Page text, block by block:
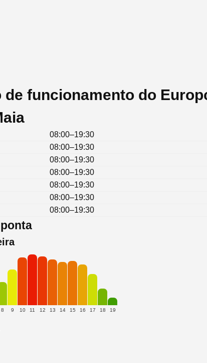
de funcionamento do
08:00–19:30
08:00–19:30
08:00–19:30
08:00–19:30
08:00–19:30
08:00–19:30
08:00–19:30
8 9 10 11 12 13 14 15 16 17 18 19